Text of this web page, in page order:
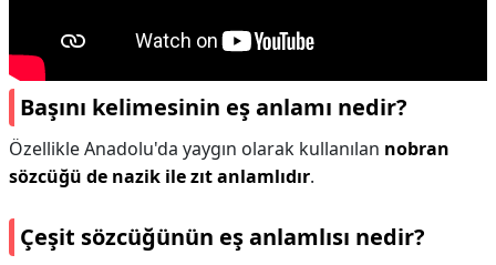
Başını kelimesinin eş anlamı nedir?
Özellikle Anadolu'da yaygın olarak kullanılan nobran
sözcüğü de nazik ile zıt anlamlıdır.
Çeşit sözcüğünün eş anlamlısı nedir?